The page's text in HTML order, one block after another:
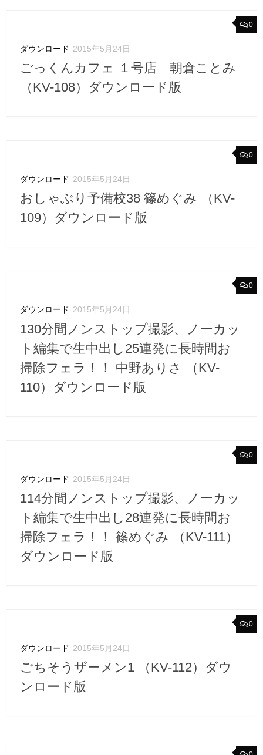
0
ダウンロード 2015年5月24日
ごっくんカフェ １号店 朝倉ことみ
（KV-108）ダウンロード版
0
ダウンロード 2015年5月24日
おしゃぶり予備校38 篠めぐみ （KV-
109）ダウンロード版
0
ダウンロード 2015年5月24日
130分間ノンストップ撮影、ノーカッ
ト編集で生中出し25連発に長時間お
掃除フェラ！！ 中野ありさ （KV-
110）ダウンロード版
0
ダウンロード 2015年5月24日
114分間ノンストップ撮影、ノーカッ
ト編集で生中出し28連発に長時間お
掃除フェラ！！ 篠めぐみ （KV-111）
ダウンロード版
0
ダウンロード 2015年5月24日
ごちそうザーメン1 （KV-112）ダウ
ンロード版